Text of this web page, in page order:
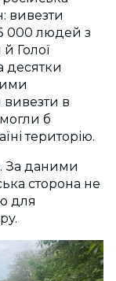
вивезти
000 людей з
Голої
десятки
в
могли б
територію.
За даними
сторона не
для